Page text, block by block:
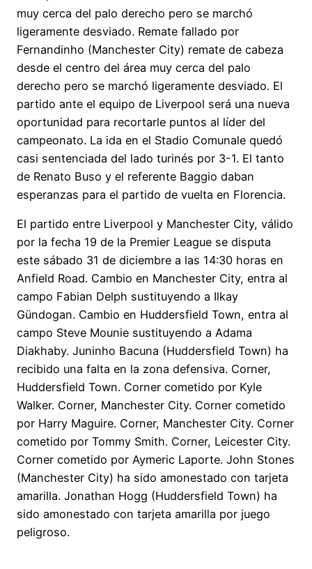
muy cerca del palo derecho pero se marchó
ligeramente desviado. Remate fallado por
Fernandinho (Manchester City) remate de cabeza
desde el centro del área muy cerca del palo
derecho pero se marchó ligeramente desviado. El
partido ante el equipo de Liverpool será una nueva
oportunidad para recortarle puntos al líder del
campeonato. La ida en el Stadio Comunale quedó
casi sentenciada del lado turinés por 3-1. El tanto
de Renato Buso y el referente Baggio daban
esperanzas para el partido de vuelta en Florencia.
El partido entre Liverpool y Manchester City, válido
por la fecha 19 de la Premier League se disputa
este sábado 31 de diciembre a las 14:30 horas en
Anfield Road. Cambio en Manchester City, entra al
campo Fabian Delph sustituyendo a Ilkay
Gündogan. Cambio en Huddersfield Town, entra al
campo Steve Mounie sustituyendo a Adama
Diakhaby. Juninho Bacuna (Huddersfield Town) ha
recibido una falta en la zona defensiva. Corner,
Huddersfield Town. Corner cometido por Kyle
Walker. Corner, Manchester City. Corner cometido
por Harry Maguire. Corner, Manchester City. Corner
cometido por Tommy Smith. Corner, Leicester City.
Corner cometido por Aymeric Laporte. John Stones
(Manchester City) ha sido amonestado con tarjeta
amarilla. Jonathan Hogg (Huddersfield Town) ha
sido amonestado con tarjeta amarilla por juego
peligroso.